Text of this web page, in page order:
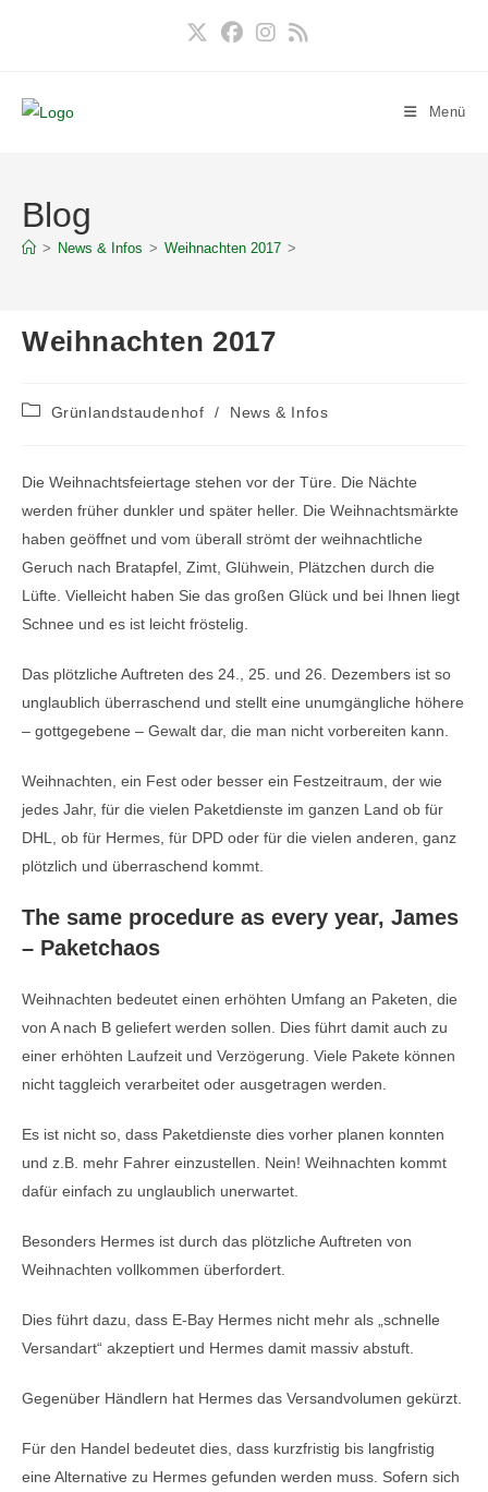
Menü
Blog
> News & Infos > Weihnachten 2017 >
Weihnachten 2017
Beitrags-
Grünlandstaudenhof / News & Infos
Die Weihnachtsfeiertage stehen vor der Türe. Die Nächte
werden früher dunkler und später heller. Die Weihnachtsmärkte
haben geöffnet und vom überall strömt der weihnachtliche
Geruch nach Bratapfel, Zimt, Glühwein, Plätzchen durch die
Lüfte. Vielleicht haben Sie das großen Glück und bei Ihnen liegt
Schnee und es ist leicht fröstelig.
Das plötzliche Auftreten des 24., 25. und 26. Dezembers ist so
unglaublich überraschend und stellt eine unumgängliche höhere
– gottgegebene – Gewalt dar, die man nicht vorbereiten kann.
Weihnachten, ein Fest oder besser ein Festzeitraum, der wie
jedes Jahr, für die vielen Paketdienste im ganzen Land ob für
DHL, ob für Hermes, für DPD oder für die vielen anderen, ganz
plötzlich und überraschend kommt.
The same procedure as every year, James
– Paketchaos
Weihnachten bedeutet einen erhöhten Umfang an Paketen, die
von A nach B geliefert werden sollen. Dies führt damit auch zu
einer erhöhten Laufzeit und Verzögerung. Viele Pakete können
nicht taggleich verarbeitet oder ausgetragen werden.
Es ist nicht so, dass Paketdienste dies vorher planen konnten
und z.B. mehr Fahrer einzustellen. Nein! Weihnachten kommt
dafür einfach zu unglaublich unerwartet.
Besonders Hermes ist durch das plötzliche Auftreten von
Weihnachten vollkommen überfordert.
Dies führt dazu, dass E-Bay Hermes nicht mehr als „schnelle
Versandart“ akzeptiert und Hermes damit massiv abstuft.
Gegenüber Händlern hat Hermes das Versandvolumen gekürzt.
Für den Handel bedeutet dies, dass kurzfristig bis langfristig
eine Alternative zu Hermes gefunden werden muss. Sofern sich